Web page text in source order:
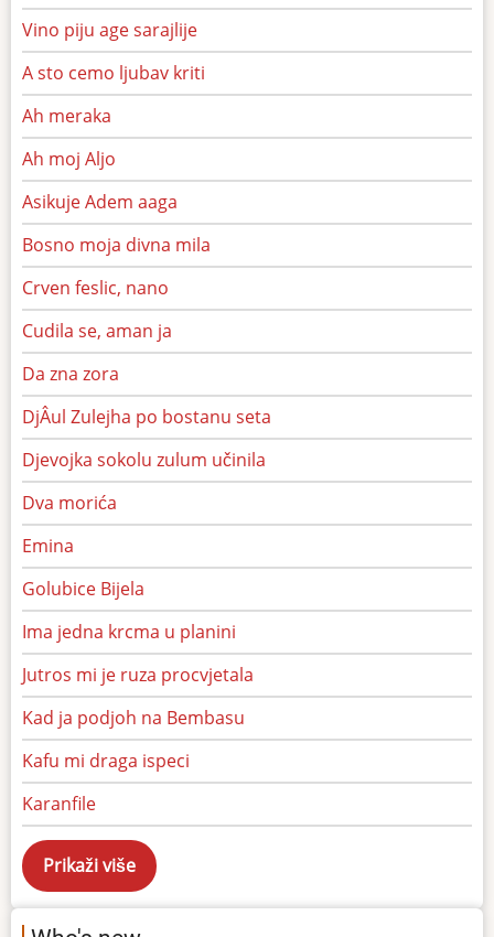
Vino piju age sarajlije
A sto cemo ljubav kriti
Ah meraka
Ah moj Aljo
Asikuje Adem aaga
Bosno moja divna mila
Crven feslic, nano
Cudila se, aman ja
Da zna zora
DjÂul Zulejha po bostanu seta
Djevojka sokolu zulum učinila
Dva morića
Emina
Golubice Bijela
Ima jedna krcma u planini
Jutros mi je ruza procvjetala
Kad ja podjoh na Bembasu
Kafu mi draga ispeci
Karanfile